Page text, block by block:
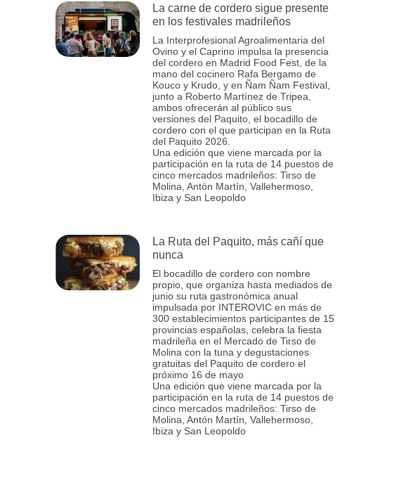
La carne de cordero sigue presente
en los festivales madrileños
La Interprofesional Agroalimentaria del
Ovino y el Caprino impulsa la presencia
del cordero en Madrid Food Fest, de la
mano del cocinero Rafa Bergamo de
Kouco y Krudo, y en Ñam Ñam Festival,
junto a Roberto Martínez de Tripea,
ambos ofrecerán al público sus
versiones del Paquito, el bocadillo de
cordero con el que participan en la Ruta
del Paquito 2026.
Una edición que viene marcada por la
participación en la ruta de 14 puestos de
cinco mercados madrileños: Tirso de
Molina, Antón Martín, Vallehermoso,
Ibiza y San Leopoldo
La Ruta del Paquito, más cañí que
nunca
El bocadillo de cordero con nombre
propio, que organiza hasta mediados de
junio su ruta gastronómica anual
impulsada por INTEROVIC en más de
300 establecimientos participantes de 15
provincias españolas, celebra la fiesta
madrileña en el Mercado de Tirso de
Molina con la tuna y degustaciones
gratuitas del Paquito de cordero el
próximo 16 de mayo
Una edición que viene marcada por la
participación en la ruta de 14 puestos de
cinco mercados madrileños: Tirso de
Molina, Antón Martín, Vallehermoso,
Ibiza y San Leopoldo